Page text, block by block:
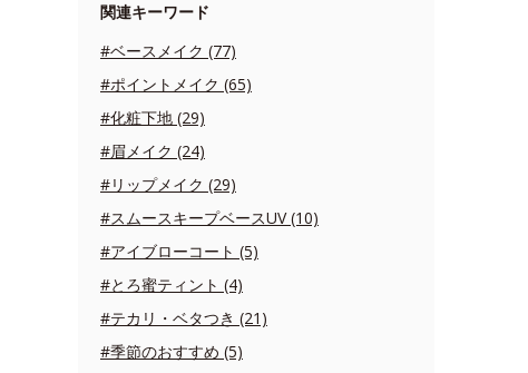
関連キーワード
#ベースメイク (77)
#ポイントメイク (65)
#化粧下地 (29)
#眉メイク (24)
#リップメイク (29)
#スムースキープベースUV (10)
#アイブローコート (5)
#とろ蜜ティント (4)
#テカリ・ベタつき (21)
#季節のおすすめ (5)